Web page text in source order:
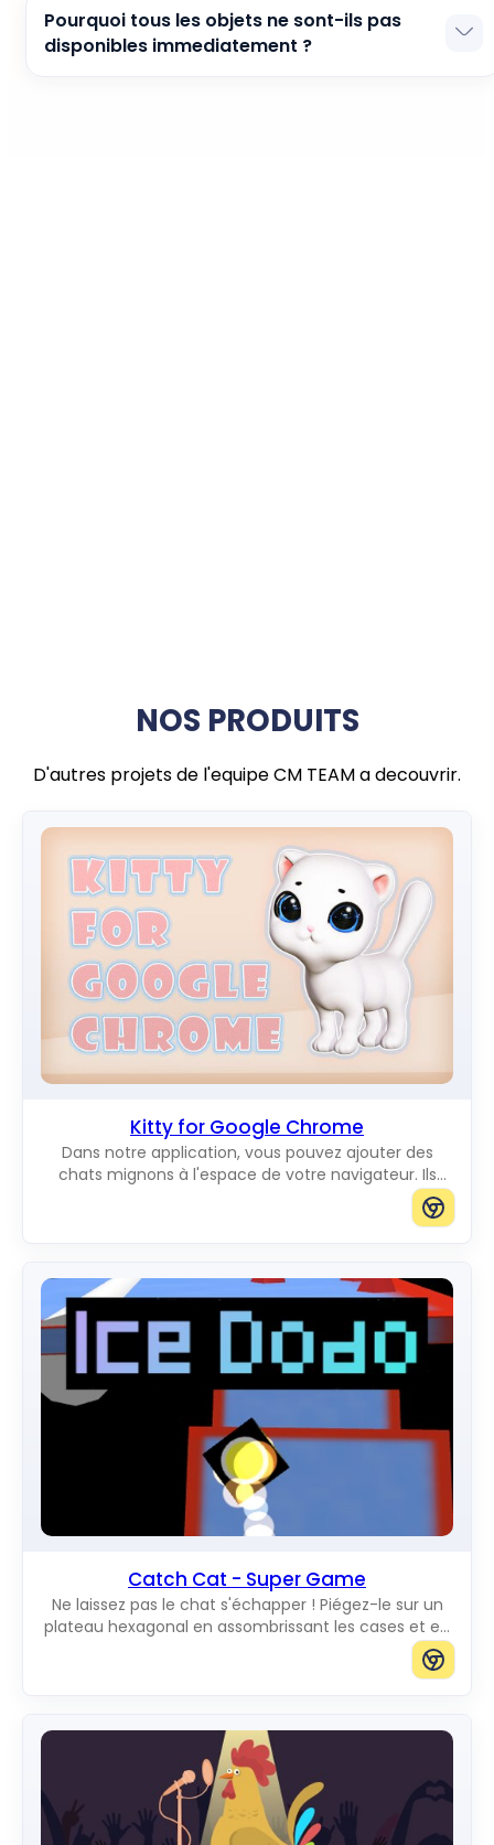
Pourquoi tous les objets ne sont-ils pas
disponibles immediatement ?
NOS PRODUITS
D'autres projets de l'equipe CM TEAM a decouvrir.
Kitty for Google Chrome
Dans notre application, vous pouvez ajouter des
chats mignons à l'espace de votre navigateur. Ils
vous raviront en se déplaçant sur l'écran. Vous
pouvez ajouter des chats de la taille que vous voulez.
Catch Cat - Super Game
Ne laissez pas le chat s'échapper ! Piégez-le sur un
plateau hexagonal en assombrissant les cases et en